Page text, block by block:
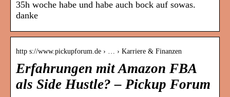
35h woche habe und habe auch bock auf sowas.
danke
http s://www.pickupforum.de › … › Karriere & Finanzen
Erfahrungen mit Amazon FBA
als Side Hustle? – Pickup Forum